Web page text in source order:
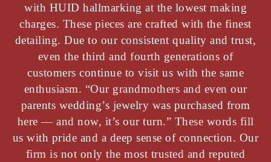
with HUID hallmarking at the lowest making
charges. These pieces are crafted with the finest
detailing. Due to our consistent quality and trust,
even the third and fourth generations of
customers continue to visit us with the same
enthusiasm. “Our grandmothers and even our
parents wedding’s jewelry was purchased from
here — and now, it’s our turn.” These words fill
us with pride and a deep sense of connection. Our
firm is not only the most trusted and reputed